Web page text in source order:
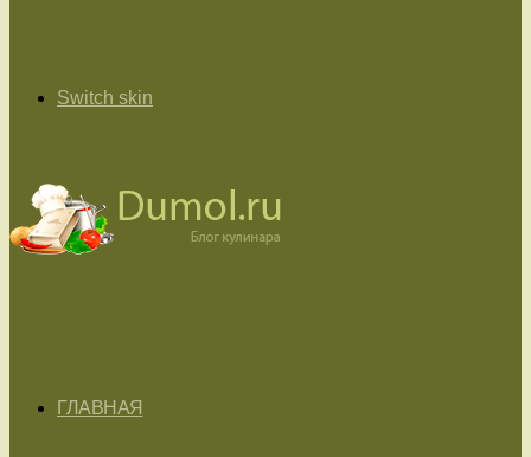
Switch skin
ГЛАВНАЯ